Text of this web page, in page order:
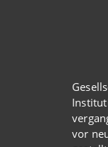
vor